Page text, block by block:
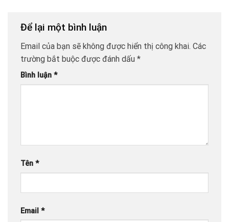
Để lại một bình luận
Email của bạn sẽ không được hiển thị công khai. Các
trường bắt buộc được đánh dấu *
Bình luận *
Tên *
Email *